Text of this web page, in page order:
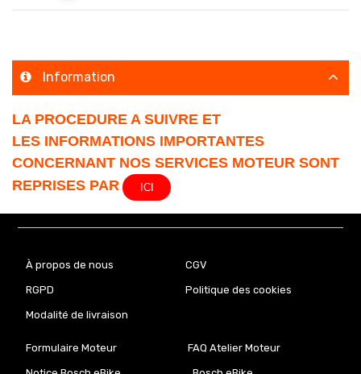
Information
LA PROCEDURE A SUIVRE ET
LES INFORMATIONS IMPORTANTES
CONCERNANT NOS SERVICES MOTEUR SONT
REPRISES PAR
ICI
À propos de nous CGV
RGPD Politique des cookies
Modalité de livraison
Formulaire Moteur FAQ Atelier Moteur